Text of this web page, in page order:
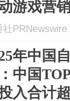
游戏营
社
年中国
中国
入合计